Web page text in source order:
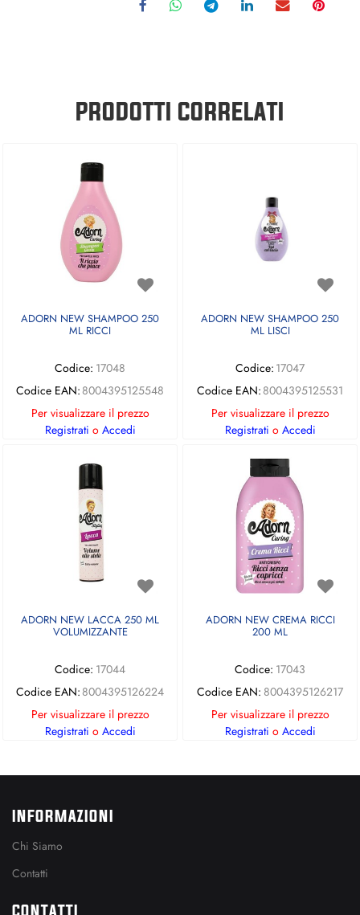
PRODOTTI CORRELATI
ADORN NEW SHAMPOO 250
ML RICCI
Codice: 17048
Codice EAN: 8004395125548
Per visualizzare il prezzo
Registrati o Accedi
ADORN NEW SHAMPOO 250
ML LISCI
Codice: 17047
Codice EAN: 8004395125531
Per visualizzare il prezzo
Registrati o Accedi
ADORN NEW LACCA 250 ML
VOLUMIZZANTE
Codice: 17044
Codice EAN: 8004395126224
Per visualizzare il prezzo
Registrati o Accedi
ADORN NEW CREMA RICCI
200 ML
Codice: 17043
Codice EAN: 8004395126217
Per visualizzare il prezzo
Registrati o Accedi
INFORMAZIONI
Chi Siamo
Contatti
CONTATTI